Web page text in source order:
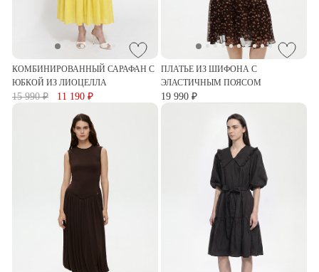
КОМБИНИРОВАННЫЙ САРАФАН С
ЮБКОЙ ИЗ ЛИОЦЕЛЛА
15 990 ₽ 11 190 ₽
ПЛАТЬЕ ИЗ ШИФОНА С
ЭЛАСТИЧНЫМ ПОЯСОМ
19 990 ₽